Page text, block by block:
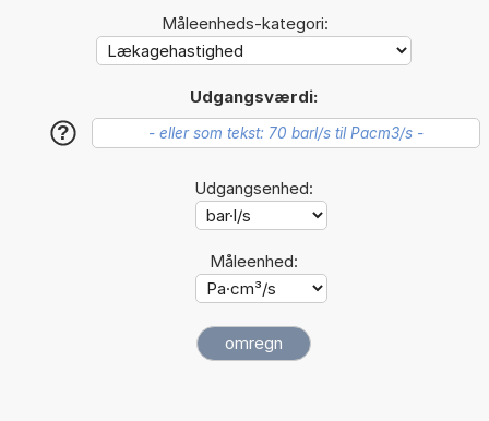
Måleenheds-kategori:
Udgangsværdi:
?
Udgangsenhed:
Måleenhed: